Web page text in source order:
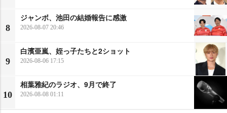
8
ジャンボ、池田の結婚報告に感激
2026-08-07 20:46
9
白濱亜嵐、姪っ子たちと2ショット
2026-08-06 17:15
10
相葉雅紀のラジオ、9月で終了
2026-08-08 01:11